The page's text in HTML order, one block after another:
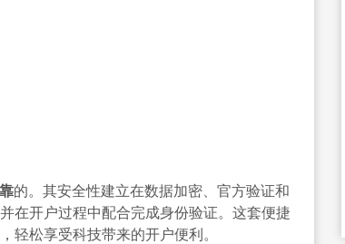
的。其安全性建立在数据加密、官方验证和
在开户过程中配合完成身份验证。这套便捷
轻松享受科技带来的开户便利。